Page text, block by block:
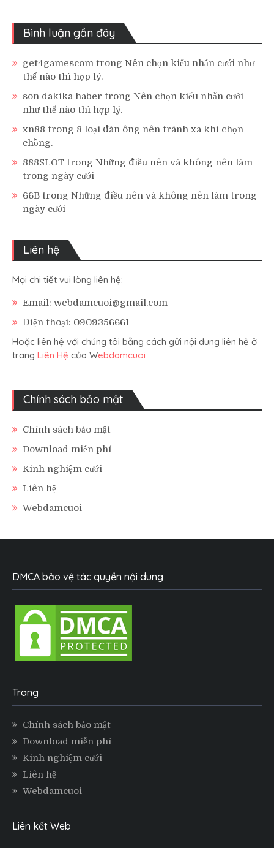
Bình luận gần đây
get4gamescom trong Nên chọn kiểu nhẫn cưới như
thế nào thì hợp lý.
son dakika haber trong Nên chọn kiểu nhẫn cưới
như thế nào thì hợp lý.
xn88 trong 8 loại đàn ông nên tránh xa khi chọn
chồng.
888SLOT trong Những điều nên và không nên làm
trong ngày cưới
66B trong Những điều nên và không nên làm trong
ngày cưới
Liên hệ
Mọi chi tiết vui lòng liên hệ:
Email: webdamcuoi@gmail.com
Điện thoại: 0909356661
Hoặc liên hệ với chúng tôi bằng cách gửi nội dung liên hệ ở
trang Liên Hệ của Webdamcuoi
Chính sách bảo mật
Chính sách bảo mật
Download miễn phí
Kinh nghiệm cưới
Liên hệ
Webdamcuoi
DMCA bảo vệ tác quyền nội dung
Trang
Chính sách bảo mật
Download miễn phí
Kinh nghiệm cưới
Liên hệ
Webdamcuoi
Liên kết Web